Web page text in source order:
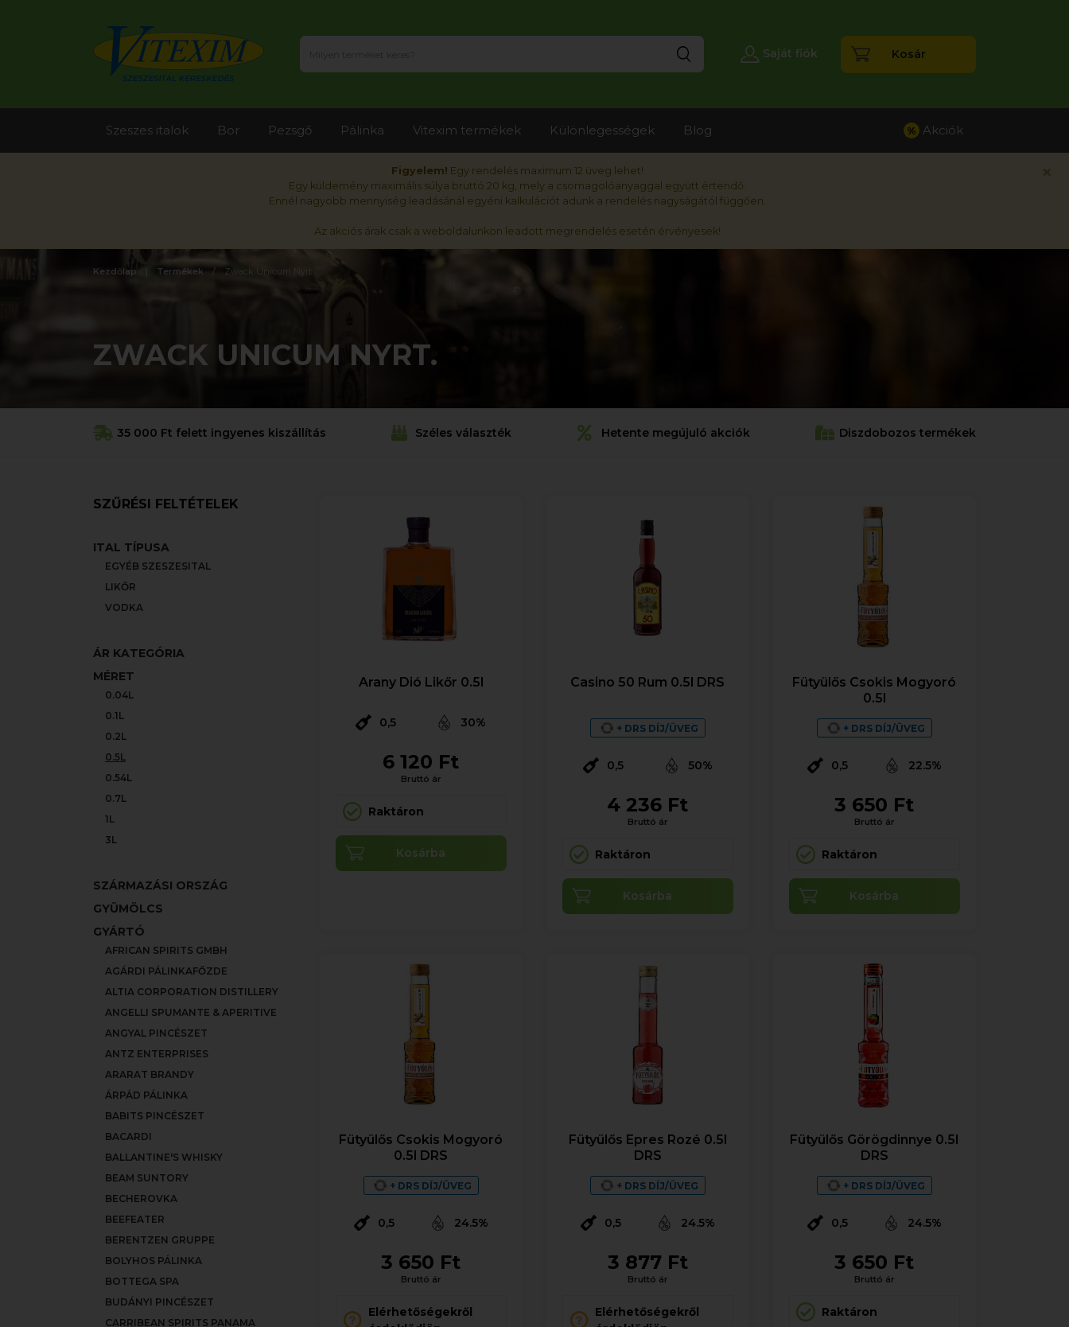
Figyelem! Egy rendelés maximum 12 üveg lehet!
Egy küldemény maximális súlya bruttó 20 kg, mely a csomagolóanyaggal együtt értendő.
Ennél nagyobb mennyiség leadásánál egyéni kalkulációt adunk a rendelés nagyságától függően.
Az akciós árak csak a weboldalunkon leadott megrendelés esetén érvényesek!
Saját fiók Kosár
Szeszes italok Bor Pezsgő Pálinka Vitexim termékek Különlegességek Blog % Akciók
Kezdőlap Termékek Zwack Unicum Nyrt.
ZWACK UNICUM NYRT.
35 000 Ft felett ingyenes kiszállítás Széles választék Hetente megújuló akciók Diszdobozos termékek
SZŰRÉSI FELTÉTELEK
ITAL TÍPUSA
EGYÉB SZESZESITAL
LIKŐR
VODKA
ÁR KATEGÓRIA
MÉRET
0.04L
0.1L
0.2L
0.5L
0.54L
0.7L
1L
3L
SZÁRMAZÁSI ORSZÁG
GYÜMÖLCS
GYÁRTÓ
AFRICAN SPIRITS GMBH
AGÁRDI PÁLINKAFŐZDE
ALTIA CORPORATION DISTILLERY
ANGELLI SPUMANTE & APERITIVE
ANGYAL PINCÉSZET
ANTZ ENTERPRISES
ARARAT BRANDY
ÁRPÁD PÁLINKA
BABITS PINCÉSZET
BACARDI
BALLANTINE'S WHISKY
BEAM SUNTORY
BECHEROVKA
BEEFEATER
BERENTZEN GRUPPE
BOLYHOS PÁLINKA
BOTTEGA SPA
BUDÁNYI PINCÉSZET
CARRIBEAN SPIRITS PANAMA
Arany Dió Likőr 0.5l
0,5 30%
6 120 Ft
Bruttó ár
Raktáron
Kosárba
Casino 50 Rum 0.5l DRS
+ DRS DÍJ/ÜVEG
0,5 50%
4 236 Ft
Bruttó ár
Raktáron
Kosárba
Fütyülős Csokis Mogyoró
0.5l
+ DRS DÍJ/ÜVEG
0,5 22.5%
3 650 Ft
Bruttó ár
Raktáron
Kosárba
Fütyülős Csokis Mogyoró
0.5l DRS
+ DRS DÍJ/ÜVEG
0,5 24.5%
3 650 Ft
Bruttó ár
Elérhetőségekről
Fütyülős Epres Rozé 0.5l
DRS
+ DRS DÍJ/ÜVEG
0,5 24.5%
3 877 Ft
Bruttó ár
Elérhetőségekről
Fütyülős Görögdinnye 0.5l
DRS
+ DRS DÍJ/ÜVEG
0,5 24.5%
3 650 Ft
Bruttó ár
Raktáron